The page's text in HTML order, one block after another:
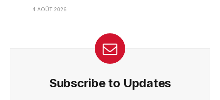
4 AOÛT 2026
Subscribe to Updates